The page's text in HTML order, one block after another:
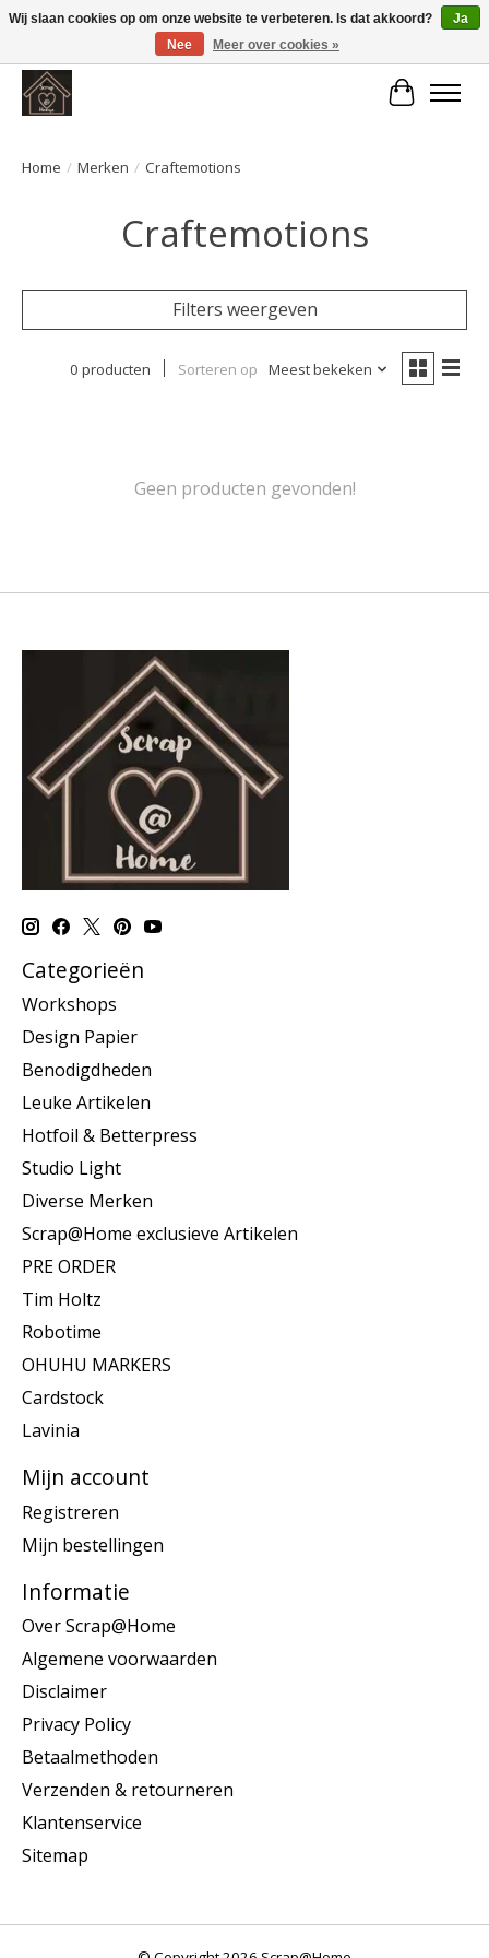
Large selection of products and fast shipping!
Home / Merken / Craftemotions
Craftemotions
Filters weergeven
0 producten Sorteren op Meest bekeken
Geen producten gevonden!
Categorieën
Workshops
Design Papier
Benodigdheden
Leuke Artikelen
Hotfoil & Betterpress
Studio Light
Diverse Merken
Scrap@Home exclusieve Artikelen
PRE ORDER
Tim Holtz
Robotime
OHUHU MARKERS
Cardstock
Lavinia
Mijn account
Registreren
Mijn bestellingen
Informatie
Over Scrap@Home
Algemene voorwaarden
Disclaimer
Privacy Policy
Betaalmethoden
Verzenden & retourneren
Klantenservice
Sitemap
Wij slaan cookies op om onze website te verbeteren. Is dat akkoord?
Ja
Nee
Meer over cookies »